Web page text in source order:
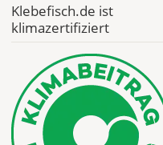
Klebefisch.de ist
klimazertifiziert